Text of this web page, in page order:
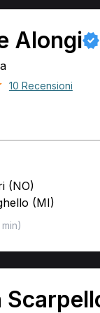
Alongi
10 Recensioni
(NO)
(MI)